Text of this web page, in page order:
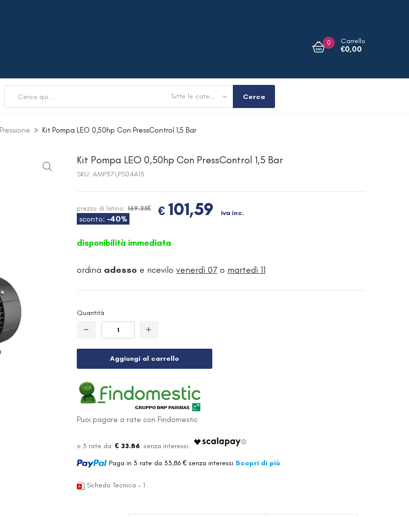
0 Carrello
€0,00
Tutte le categorie Cerca
Kit Pompa LEO 0,50hp Con PressControl 1,5 Bar
Kit Pompa LEO 0,50hp Con PressControl 1,5 Bar
SKU: AMP37\PS04A15
prezzo di listino: 169.35€
sconto: -40%
€ 101,59 iva inc.
disponibilità immediata
ordina adesso e ricevilo venerdì 07 o martedì 11
Quantità
Aggiungi al carrello
Puoi pagare a rate con Findomestic
€ 33.86
Paga in 3 rate da 33,86 € senza interessi Scopri di più
Scheda Tecnica - 1